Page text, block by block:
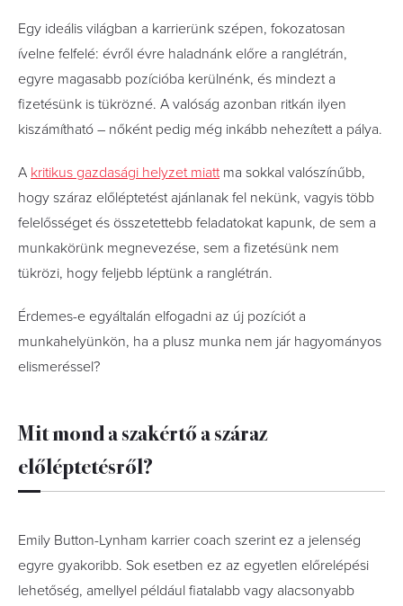
Egy ideális világban a karrierünk szépen, fokozatosan
ívelne felfelé: évről évre haladnánk előre a ranglétrán,
egyre magasabb pozícióba kerülnénk, és mindezt a
fizetésünk is tükrözné. A valóság azonban ritkán ilyen
kiszámítható – nőként pedig még inkább nehezített a pálya.
A kritikus gazdasági helyzet miattma sokkal valószínűbb,
hogy száraz előléptetést ajánlanak fel nekünk, vagyis több
felelősséget és összetettebb feladatokat kapunk, de sem a
munkakörünk megnevezése, sem a fizetésünk nem
tükrözi, hogy feljebb léptünk a ranglétrán.
Érdemes-e egyáltalán elfogadni az új pozíciót a
munkahelyünkön, ha a plusz munka nem jár hagyományos
elismeréssel?
Mit mond a szakértő a száraz
előléptetésről?
Emily Button-Lynham karrier coach szerint ez a jelenség
egyre gyakoribb. Sok esetben ez az egyetlen előrelépési
lehetőség, amellyel például fiatalabb vagy alacsonyabb